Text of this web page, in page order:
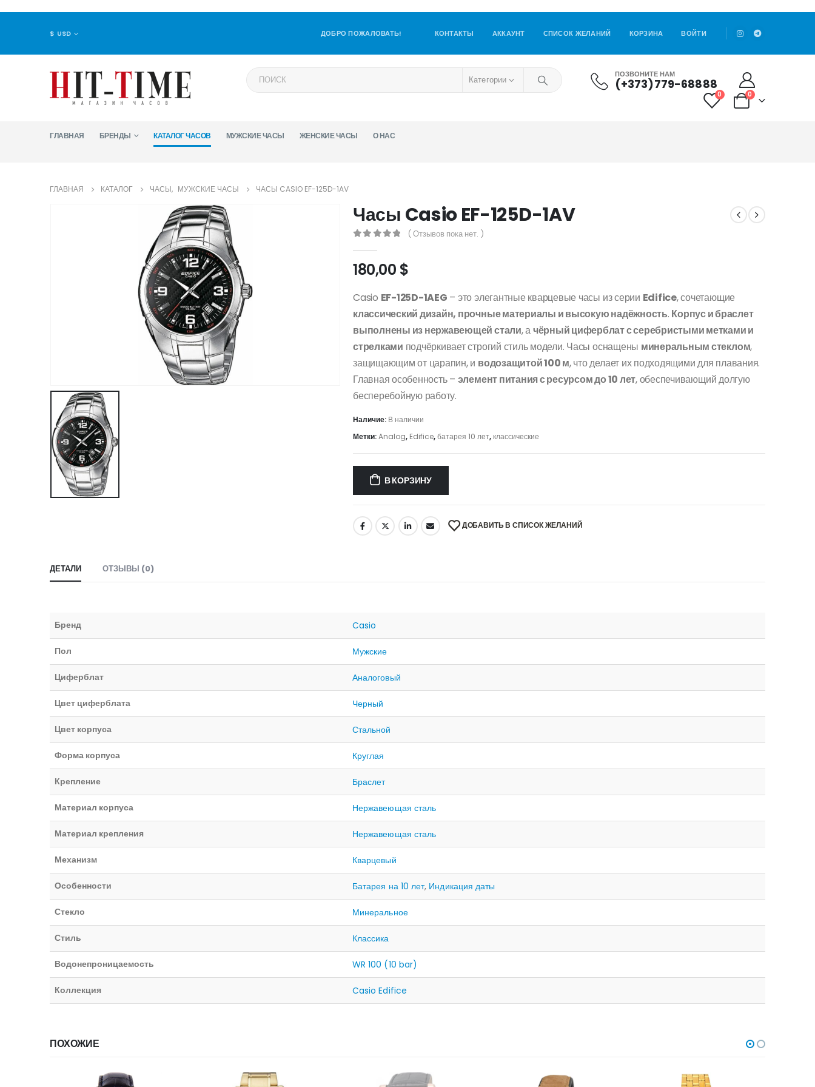
$ USD ДОБРО ПОЖАЛОВАТЬ! КОНТАКТЫ АККАУНТ СПИСОК ЖЕЛАНИЙ КОРЗИНА ВОЙТИ
Категории ПОЗВОНИТЕ НАМ
(+373)779-68888
0 0
ГЛАВНАЯ БРЕНДЫ КАТАЛОГ ЧАСОВ МУЖСКИЕ ЧАСЫ ЖЕНСКИЕ ЧАСЫ О НАС
ГЛАВНАЯ КАТАЛОГ ЧАСЫ, МУЖСКИЕ ЧАСЫ ЧАСЫ CASIO EF-125D-1AV
Часы Casio EF-125D-1AV
( Отзывов пока нет. )
180,00 $
Casio EF-125D-1AEG – это элегантные кварцевые часы из серии Edifice, сочетающие
классический дизайн, прочные материалы и высокую надёжность. Корпус и браслет
выполнены из нержавеющей стали, ачёрный циферблат с серебристыми метками и
стрелками подчёркивает строгий стиль модели. Часы оснащены минеральным стеклом,
защищающим от царапин, и водозащитой 100 м, что делает их подходящими для плавания.
Главная особенность – элемент питания с ресурсом до 10 лет, обеспечивающий долгую
бесперебойную работу.
Наличие: В наличии
Метки:Analog, Edifice,батарея 10 лет,классические
В КОРЗИНУ
ДОБАВИТЬ В СПИСОК ЖЕЛАНИЙ
ДЕТАЛИ ОТЗЫВЫ (0)
Бренд Casio
Пол Мужские
Циферблат Аналоговый
Цвет циферблата Черный
Цвет корпуса Стальной
Форма корпуса Круглая
Крепление Браслет
Материал корпуса Нержавеющая сталь
Материал крепления Нержавеющая сталь
Механизм Кварцевый
Особенности Батарея на 10 лет, Индикация даты
Стекло Минеральное
Стиль Классика
Водонепроницаемость WR 100 (10 bar)
Коллекция Casio Edifice
ПОХОЖИЕ